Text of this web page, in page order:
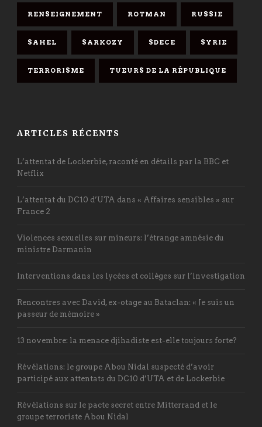
RENSEIGNEMENT ROTMAN RUSSIE
SAHEL SARKOZY SDECE SYRIE
TERRORISME TUEURS DE LA RÉPUBLIQUE
ARTICLES RÉCENTS
L’attentat de Lockerbie, raconté en détails par la BBC et
Netflix
L’attentat du DC10 d’UTA dans « Affaires sensibles » sur
France 2
Violences sexuelles sur mineurs: l’étrange amnésie du
ministre Darmanin
Interventions dans les lycées et collèges sur l’investigation
Rencontres avec David, ex-otage au Bataclan: « Je suis un
passeur de mémoire »
13 novembre: la menace djihadiste est-elle toujours forte?
Révélations: le groupe Abou Nidal suspecté d’avoir
participé aux attentats du DC10 d’UTA et de Lockerbie
Révélations sur le pacte secret entre Mitterrand et le
groupe terroriste Abou Nidal